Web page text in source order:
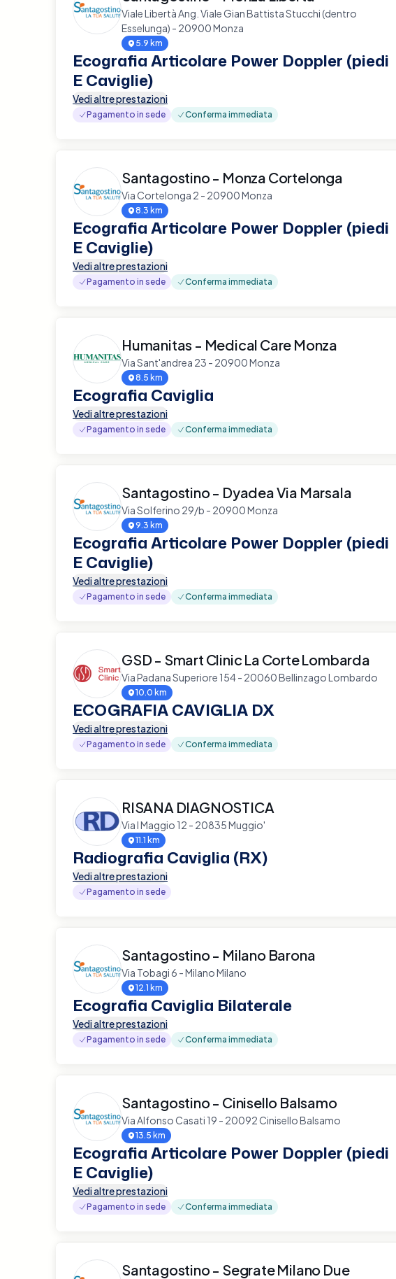
Viale Libertà Ang. Viale Gian Battista Stucchi (dentro
Esselunga) - 20900 Monza
5.9 km
Ecografia Articolare Power Doppler (piedi
E Caviglie)
Vedi altre prestazioni
Pagamento in sede Conferma immediata
Santagostino - Monza Cortelonga
Via Cortelonga 2 - 20900 Monza
8.3 km
Ecografia Articolare Power Doppler (piedi
E Caviglie)
Vedi altre prestazioni
Pagamento in sede Conferma immediata
Humanitas - Medical Care Monza
Via Sant'andrea 23 - 20900 Monza
8.5 km
Ecografia Caviglia
Vedi altre prestazioni
Pagamento in sede Conferma immediata
Santagostino - Dyadea Via Marsala
Via Solferino 29/b - 20900 Monza
9.3 km
Ecografia Articolare Power Doppler (piedi
E Caviglie)
Vedi altre prestazioni
Pagamento in sede Conferma immediata
GSD - Smart Clinic La Corte Lombarda
Via Padana Superiore 154 - 20060 Bellinzago Lombardo
10.0 km
ECOGRAFIA CAVIGLIA DX
Vedi altre prestazioni
Pagamento in sede Conferma immediata
RISANA DIAGNOSTICA
Via I Maggio 12 - 20835 Muggio'
11.1 km
Radiografia Caviglia (RX)
Vedi altre prestazioni
Pagamento in sede
Santagostino - Milano Barona
Via Tobagi 6 - Milano Milano
12.1 km
Ecografia Caviglia Bilaterale
Vedi altre prestazioni
Pagamento in sede Conferma immediata
Santagostino - Cinisello Balsamo
Via Alfonso Casati 19 - 20092 Cinisello Balsamo
13.5 km
Ecografia Articolare Power Doppler (piedi
E Caviglie)
Vedi altre prestazioni
Pagamento in sede Conferma immediata
Santagostino - Segrate Milano Due